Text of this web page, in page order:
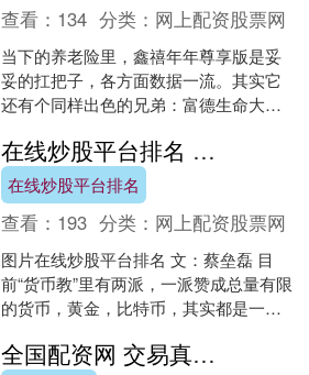
查看： 134 分类： 网上配资股票网
当下的养老险里，鑫禧年年尊享版是妥
妥的扛把子，各方面数据一流。其实它
还有个同样出色的兄弟：富德生命大富
上，大富翁3.0毫不....
在线炒股平台排名 法币没错，比特币也没错，是时代错了。
在线炒股平台排名
查看： 193 分类： 网上配资股票网
图片在线炒股平台排名 文：蔡垒磊 目
前“货币教”里有两派，一派赞成总量有限
的货币，黄金，比特币，其实都是一回
当货币，又无法耍赖....
全国配资网 交易真相，精确进场与止损位的相互利用